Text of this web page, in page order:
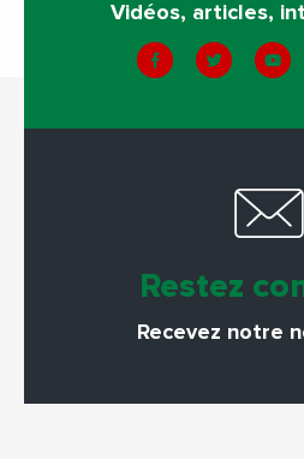
Vidéos, articles,
Restez
Recevez notre